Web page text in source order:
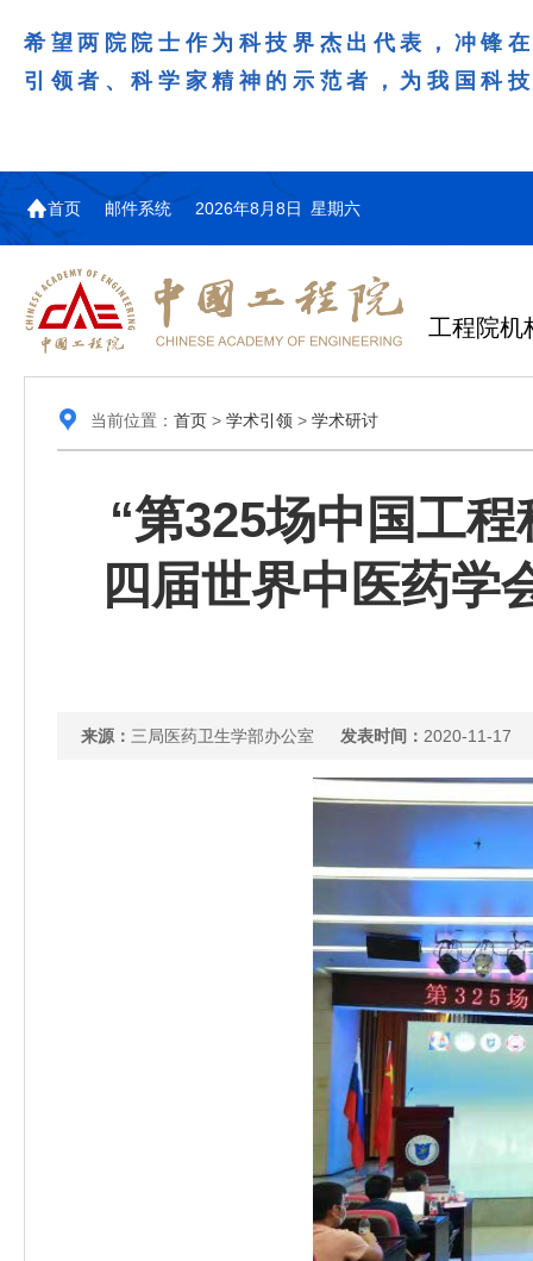
希望两院院士作为科技界杰出代表，冲锋
引领者、科学家精神的示范者，为我国科
首页 邮件系统 2026年8月8日 星期六
工程院机
当前位置： 首页> 学术引领> 学术研讨
“第325场中国工
四届世界中医药学
来源： 三局医药卫生学部办公室 发表时间： 2020-11-17